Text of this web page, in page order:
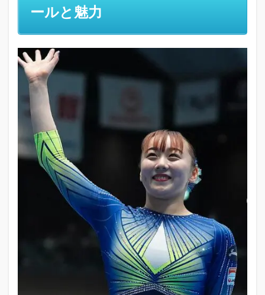
フィ
と魅
力
1.1
小学
校時
代は
地元
京都
で過
ごす
1.2
中学
福井
県へ
ールと魅力